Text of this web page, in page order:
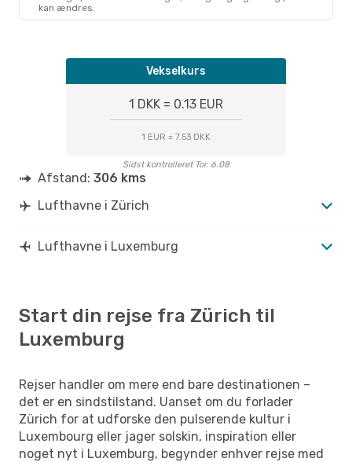
kan ændres.
Vekselkurs
1 DKK = 0.13 EUR
1 EUR = 7.53 DKK
Sidst kontrolleret Tor. 6.08
Afstand: 306 kms
Lufthavne i Zürich
Lufthavne i Luxemburg
Start din rejse fra Zürich til
Luxemburg
Rejser handler om mere end bare destinationen –
det er en sindstilstand. Uanset om du forlader
Zürich for at udforske den pulserende kultur i
Luxembourg eller jager solskin, inspiration eller
noget nyt i Luxemburg, begynder enhver rejse med